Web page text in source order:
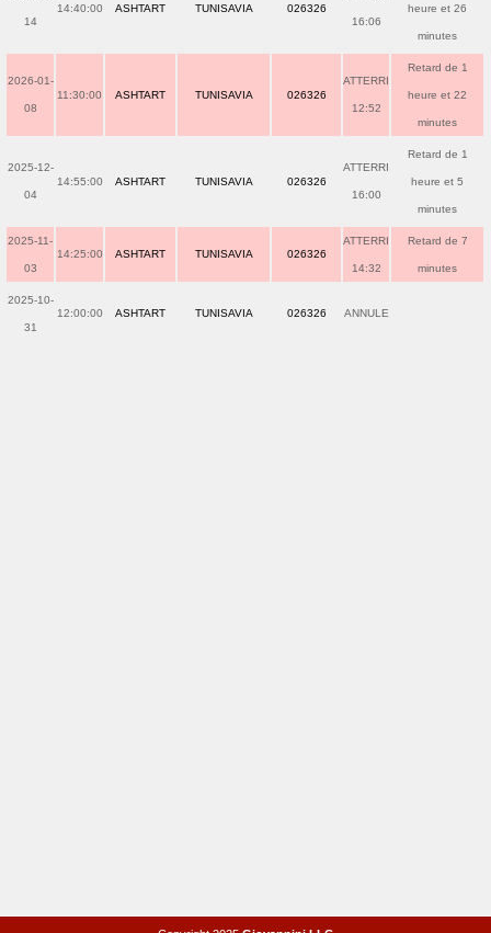
14
14:40:00 ASHTART TUNISAVIA 026326
16:06
heure et 26
minutes
2026-01-
08
11:30:00 ASHTART TUNISAVIA 026326
ATTERRI
12:52
Retard de 1
heure et 22
minutes
2025-12-
04
14:55:00 ASHTART TUNISAVIA 026326
ATTERRI
16:00
Retard de 1
heure et 5
minutes
2025-11-
03
14:25:00 ASHTART TUNISAVIA 026326
ATTERRI
14:32
Retard de 7
minutes
2025-10-
31
12:00:00 ASHTART TUNISAVIA 026326 ANNULE